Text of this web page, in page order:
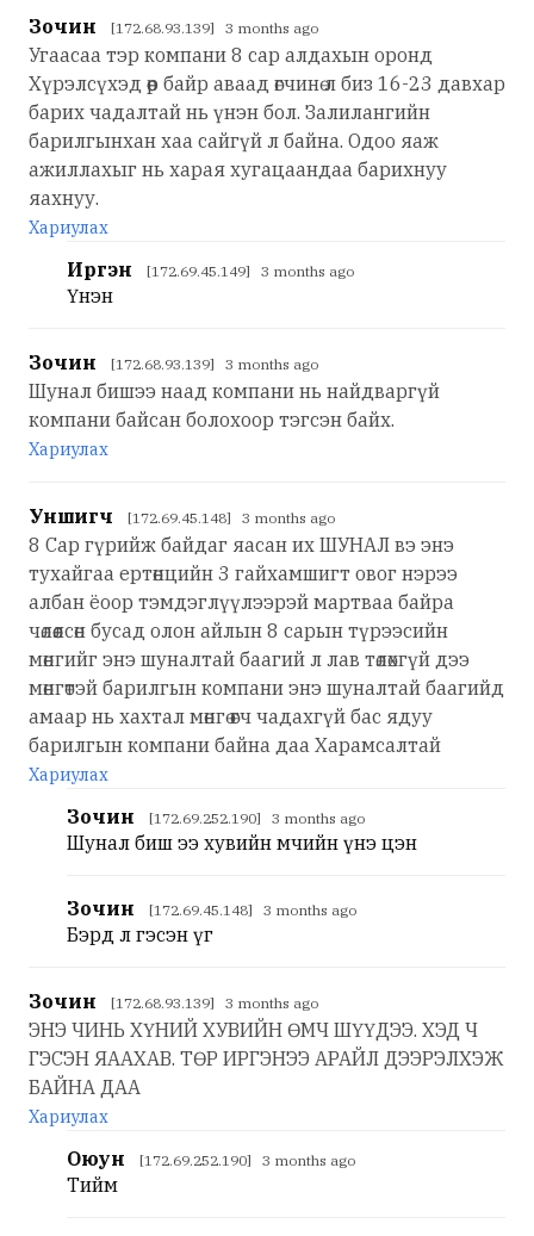
Зочин [172.68.93.139] 3 months ago
Угаасаа тэр компани 8 сар алдахын оронд
Хүрэлсүхэд өөр байр аваад өгчинө л биз 16-23 давхар
барих чадалтай нь үнэн бол. Залилангийн
барилгынхан хаа сайгүй л байна. Одоо яаж
ажиллахыг нь харая хугацаандаа барихнуу
яахнуу.
Хариулах
Иргэн [172.69.45.149] 3 months ago
Үнэн
Зочин [172.68.93.139] 3 months ago
Шунал бишээ наад компани нь найдваргүй
компани байсан болохоор тэгсэн байх.
Хариулах
Уншигч [172.69.45.148] 3 months ago
8 Сар гүрийж байдаг яасан их ШУНАЛ вэ энэ
тухайгаа ертөнцийн 3 гайхамшигт овог нэрээ
албан ёоор тэмдэглүүлээрэй мартваа байра
чөлөөлсөн бусад олон айлын 8 сарын түрээсийн
мөнгийг энэ шуналтай баагий л лав төлөхгүй дээ
мөнгөтэй барилгын компани энэ шуналтай баагийд
амаар нь хахтал мөнгө өгч чадахгүй бас ядуу
барилгын компани байна даа Харамсалтай
Хариулах
Зочин [172.69.252.190] 3 months ago
Шунал биш ээ хувийн өмчийн үнэ цэн
Зочин [172.69.45.148] 3 months ago
Бэрд л гэсэн үг
Зочин [172.68.93.139] 3 months ago
ЭНЭ ЧИНЬ ХҮНИЙ ХУВИЙН ӨМЧ ШҮҮДЭЭ. ХЭД Ч
ГЭСЭН ЯААХАВ. ТӨР ИРГЭНЭЭ АРАЙЛ ДЭЭРЭЛХЭЖ
БАЙНА ДАА
Хариулах
Оюун [172.69.252.190] 3 months ago
Тийм